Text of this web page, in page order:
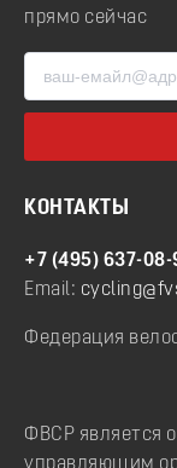
прямо сейчас
КОНТАКТЫ
+7 (495) 637-08-
Email:
Федерация
ФВСР является